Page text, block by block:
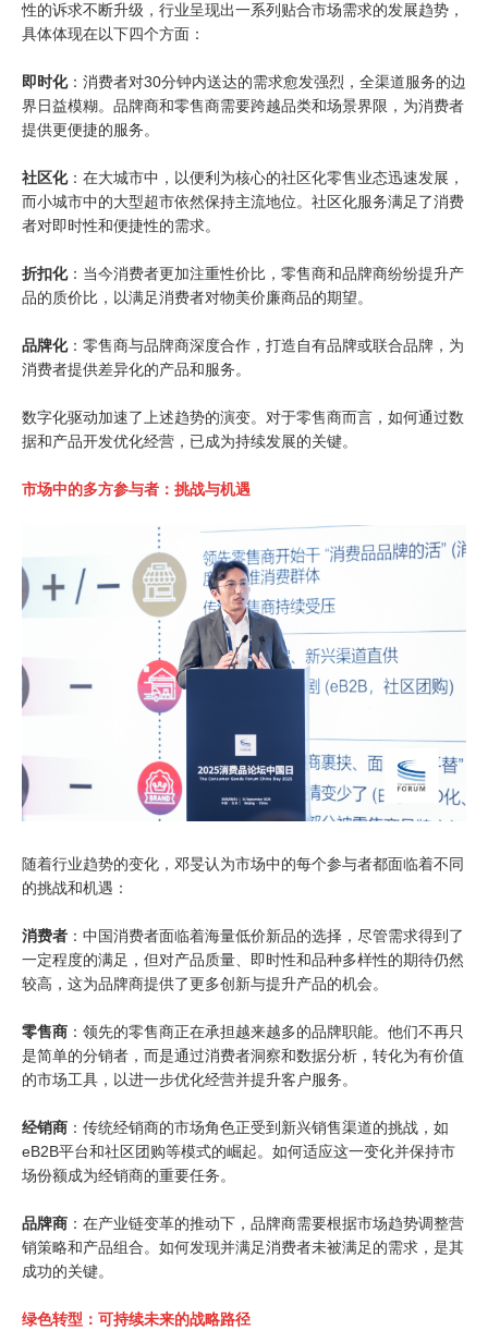
性的诉求不断升级，行业呈现出一系列贴合市场需求的发展趋势，
具体体现在以下四个方面：
即时化：消费者对30分钟内送达的需求愈发强烈，全渠道服务的边
界日益模糊。品牌商和零售商需要跨越品类和场景界限，为消费者
提供更便捷的服务。
社区化：在大城市中，以便利为核心的社区化零售业态迅速发展，
而小城市中的大型超市依然保持主流地位。社区化服务满足了消费
者对即时性和便捷性的需求。
折扣化：当今消费者更加注重性价比，零售商和品牌商纷纷提升产
品的质价比，以满足消费者对物美价廉商品的期望。
品牌化：零售商与品牌商深度合作，打造自有品牌或联合品牌，为
消费者提供差异化的产品和服务。
数字化驱动加速了上述趋势的演变。对于零售商而言，如何通过数
据和产品开发优化经营，已成为持续发展的关键。
市场中的多方参与者：挑战与机遇
随着行业趋势的变化，邓旻认为市场中的每个参与者都面临着不同
的挑战和机遇：
消费者 ：中国消费者面临着海量低价新品的选择，尽管需求得到了
一定程度的满足，但对产品质量、即时性和品种多样性的期待仍然
较高，这为品牌商提供了更多创新与提升产品的机会。
零售商 ：领先的零售商正在承担越来越多的品牌职能。他们不再只
是简单的分销者，而是通过消费者洞察和数据分析，转化为有价值
的市场工具，以进一步优化经营并提升客户服务。
经销商 ：传统经销商的市场角色正受到新兴销售渠道的挑战，如
eB2B平台和社区团购等模式的崛起。如何适应这一变化并保持市
场份额成为经销商的重要任务。
品牌商 ：在产业链变革的推动下，品牌商需要根据市场趋势调整营
销策略和产品组合。如何发现并满足消费者未被满足的需求，是其
成功的关键。
绿色转型：可持续未来的战略路径